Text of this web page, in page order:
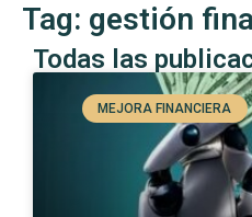
Tag: gestión
Todas las
MEJORA FINANCIERA